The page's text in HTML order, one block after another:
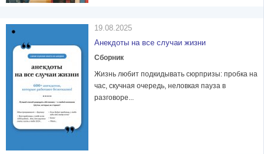
19.08.2025
Анекдоты на все случаи жизни
Сборник
Жизнь любит подкидывать сюрпризы: пробка на
час, скучная очередь, неловкая пауза в
разговоре...